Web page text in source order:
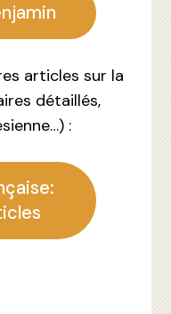
articles sur la
détaillés,
: